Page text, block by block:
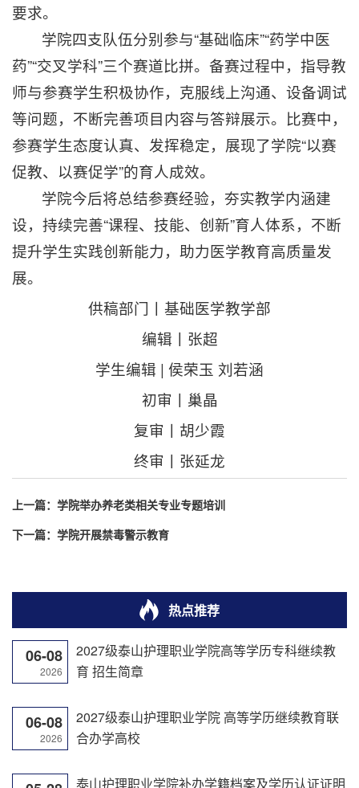
要求。
学院四支队伍分别参与“基础临床”“药学中医
药”“交叉学科”三个赛道比拼。备赛过程中，指导教
师与参赛学生积极协作，克服线上沟通、设备调试
等问题，不断完善项目内容与答辩展示。比赛中，
参赛学生态度认真、发挥稳定，展现了学院“以赛
促教、以赛促学”的育人成效。
学院今后将总结参赛经验，夯实教学内涵建
设，持续完善“课程、技能、创新”育人体系，不断
提升学生实践创新能力，助力医学教育高质量发
展。
供稿部门丨基础医学教学部
编辑丨张超
学生编辑 | 侯荣玉 刘若涵
初审丨巢晶
复审丨胡少霞
终审丨张延龙
上一篇： 学院举办养老类相关专业专题培训
下一篇： 学院开展禁毒警示教育
热点推荐
06-08
2026
2027级泰山护理职业学院高等学历专科继续教
育 招生简章
06-08
2026
2027级泰山护理职业学院 高等学历继续教育联
合办学高校
泰山护理职业学院补办学籍档案及学历认证证明